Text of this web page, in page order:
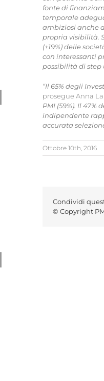
fonte di
temporale
ambiziosi anche
propria visibilità.
(+19%) delle
con interessanti
possibilità di step
“Il 65% degli
prosegue Anna
PMI (59%). Il 47%
indipendente
accurata
Ottobre 10th, 2016
Condividi
© Copyright